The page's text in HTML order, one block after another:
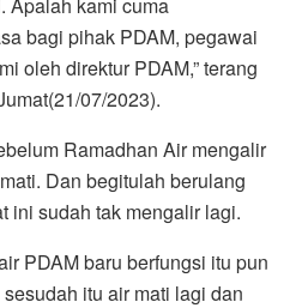
bagi pihak PDAM, pegawai
oleh direktur PDAM,” terang
07/2023).
Ramadhan Air mengalir
Dan begitulah berulang
ini sudah tak mengalir lagi.
PDAM baru berfungsi itu pun
itu air mati lagi dan